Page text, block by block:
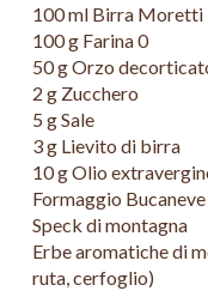
100 ml Birra Moretti
100 g Farina 0
50 g Orzo
2 g Zucchero
5 g Sale
3 g Lievito di birra
10 g Olio
Formaggio
Speck di montagna
Erbe aromatiche di
ruta, cerfoglio)